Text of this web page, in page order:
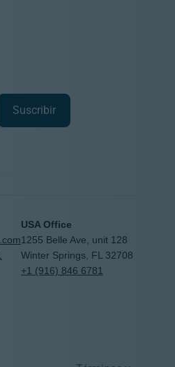
Suscribir
USA Office
1255 Belle Ave, unit 128
Winter Springs, FL 32708
+1 (916) 846 6781